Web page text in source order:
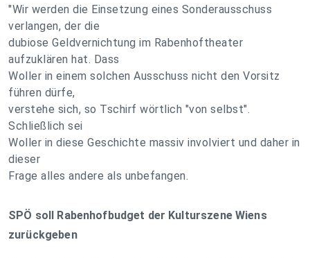
"Wir werden die Einsetzung eines Sonderausschuss
verlangen, der die
dubiose Geldvernichtung im Rabenhoftheater
aufzuklären hat. Dass
Woller in einem solchen Ausschuss nicht den Vorsitz
führen dürfe,
verstehe sich, so Tschirf wörtlich "von selbst".
Schließlich sei
Woller in diese Geschichte massiv involviert und daher in
dieser
Frage alles andere als unbefangen.
SPÖ soll Rabenhofbudget der Kulturszene Wiens
zurückgeben